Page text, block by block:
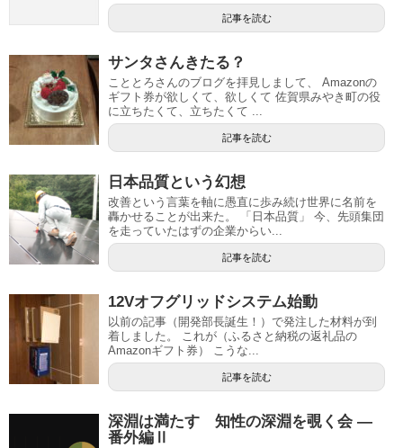
記事を読む
サンタさんきたる？
こととろさんのブログを拝見しまして、 Amazonの
ギフト券が欲しくて、欲しくて 佐賀県みやき町の役
に立ちたくて、立ちたくて ...
記事を読む
日本品質という幻想
改善という言葉を軸に愚直に歩み続け世界に名前を
轟かせることが出来た。 「日本品質」 今、先頭集団
を走っていたはずの企業からい...
記事を読む
12Vオフグリッドシステム始動
以前の記事（開発部長誕生！）で発注した材料が到
着しました。 これが（ふるさと納税の返礼品の
Amazonギフト券） こうな...
記事を読む
深淵は満たす 知性の深淵を覗く会 —
番外編Ⅱ